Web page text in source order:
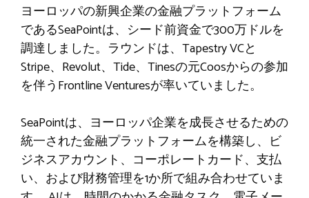
ヨーロッパの新興企業の金融プラットフォーム
であるSeaPointは、シード前資金で300万ドルを
調達しました。ラウンドは、Tapestry VCと
Stripe、Revolut、Tide、Tinesの元Coosからの参加
を伴うFrontline Venturesが率いていました。
SeaPointは、ヨーロッパ企業を成長させるための
統一された金融プラットフォームを構築し、ビ
ジネスアカウント、コーポレートカード、支払
い、および財務管理を1か所で組み合わせていま